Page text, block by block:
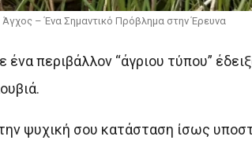
– Ένα Σημαντικό Πρόβλημα στην Έρευνα
περιβάλλον “άγριου τύπου”
ψυχική σου κατάσταση ίσως